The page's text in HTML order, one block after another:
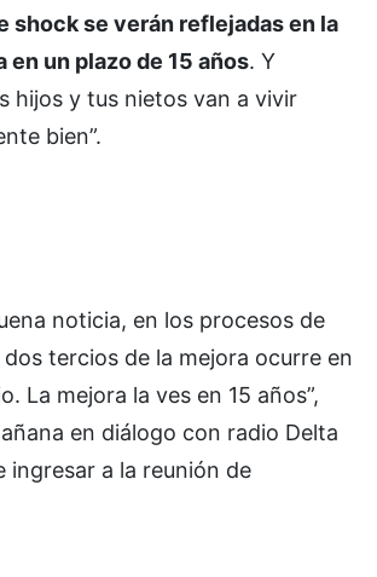
shock se verán reflejadas en la
en un plazo de 15 años. Y
hijos y tus nietos van a vivir
bien”.
noticia, en los procesos de
tercios de la mejora ocurre en
La mejora la ves en 15 años”,
en diálogo con radio Delta
ingresar a la reunión de